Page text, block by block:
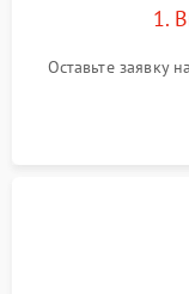
1.
Оставьте заявку